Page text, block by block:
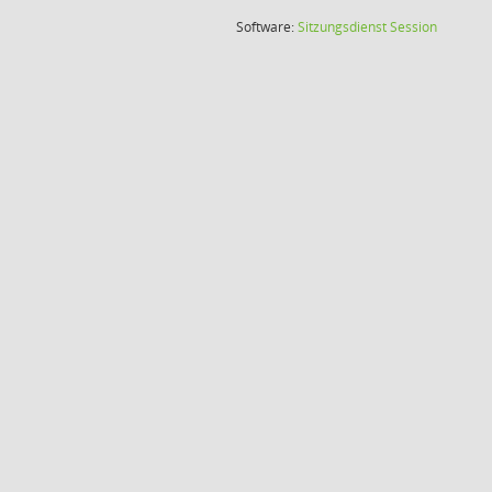
Software:SitzungsdienstSession(Wird in